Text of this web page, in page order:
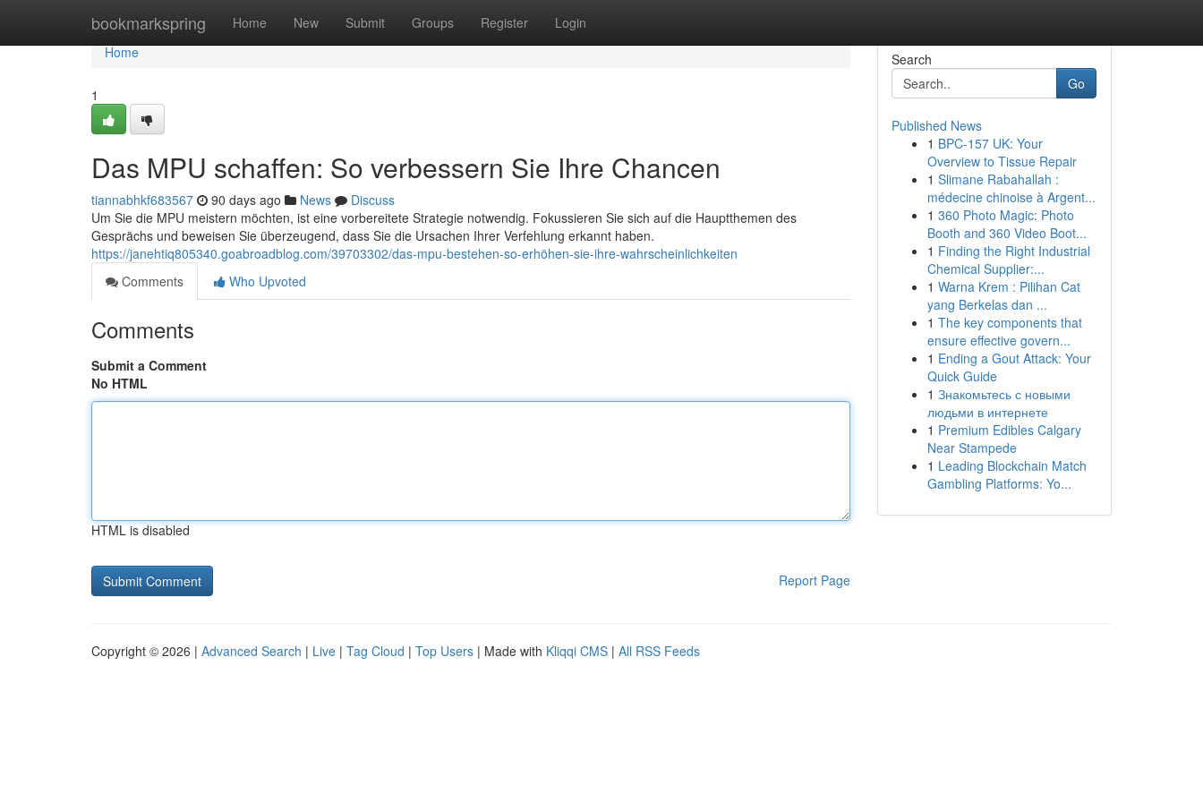
bookmarkspring Home New Submit Groups Register Login
Home
Home
1
Das MPU schaffen: So verbessern Sie Ihre Chancen
tiannabhkf683567 90 days ago News
Discuss
Um Sie die MPU meistern möchten, ist eine vorbereitete Strategie notwendig. Fokussieren Sie sich auf die Hauptthemen des
Gesprächs und beweisen Sie überzeugend, dass Sie die Ursachen Ihrer Verfehlung erkannt haben.
https://janehtiq805340.goabroadblog.com/39703302/das-mpu-bestehen-so-erhöhen-sie-ihre-wahrscheinlichkeiten
Comments
Who Upvoted
Comments
Submit a Comment
No HTML
HTML is disabled
Report Page
Search
Go
Published News
1 BPC-157 UK: Your
Overview to Tissue Repair
1 Slimane Rabahallah :
médecine chinoise à Argent...
1 360 Photo Magic: Photo
Booth and 360 Video Boot...
1 Finding the Right Industrial
Chemical Supplier:...
1 Warna Krem : Pilihan Cat
yang Berkelas dan ...
1 The key components that
ensure effective govern...
1 Ending a Gout Attack: Your
Quick Guide
1 Знакомьтесь с новыми
людьми в интернете
1 Premium Edibles Calgary
Near Stampede
1 Leading Blockchain Match
Gambling Platforms: Yo...
Copyright © 2026 | Advanced Search | Live | Tag Cloud | Top Users | Made with Kliqqi CMS | All RSS Feeds